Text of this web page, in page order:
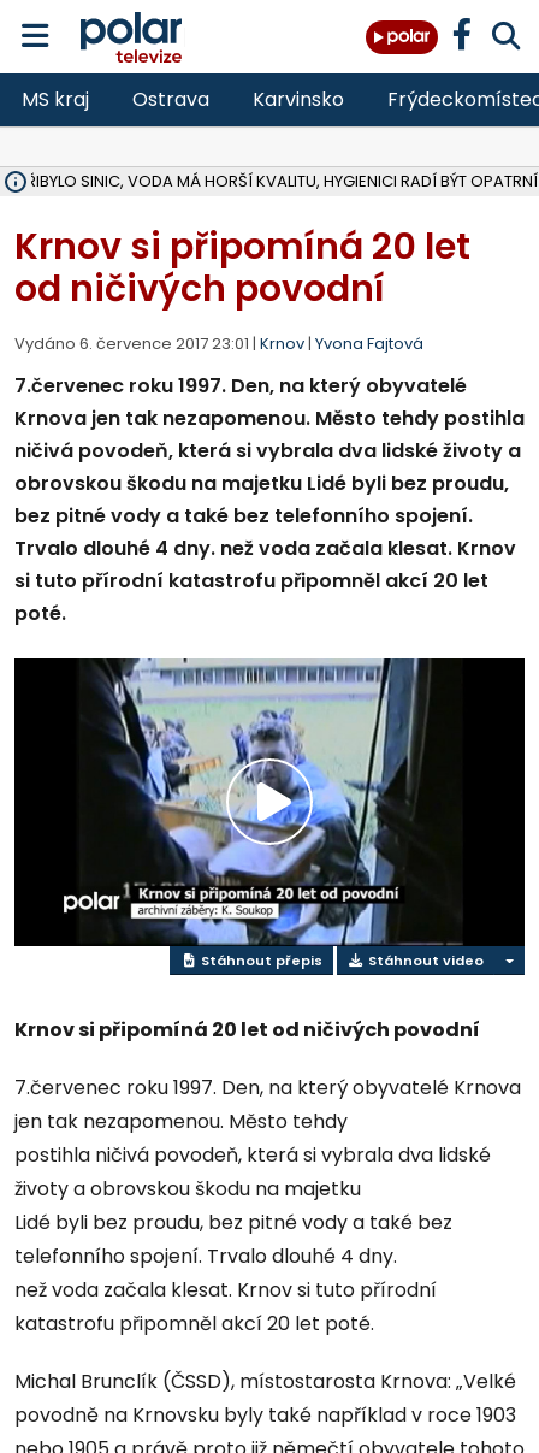
MS kraj Ostrava Karvinsko
PŘIBYLO SINIC, VODA MÁ HORŠÍ KVALITU, HYGIENICI RADÍ BÝT OPATRNÍ
Krnov si připomíná 20 let
od ničivých povodní
Vydáno 6. července 2017 23:01 | Krnov | Yvona Fajtová
7.červenec roku 1997. Den, na který obyvatelé
Krnova jen tak nezapomenou. Město tehdy postihla
ničivá povodeň, která si vybrala dva lidské životy a
obrovskou škodu na majetku Lidé byli bez proudu,
bez pitné vody a také bez telefonního spojení.
Trvalo dlouhé 4 dny. než voda začala klesat. Krnov
si tuto přírodní katastrofu připomněl akcí 20 let
poté.
Přehrát
video
Stáhnout přepis Stáhnout video
Krnov si připomíná 20 let od ničivých povodní
7.červenec roku 1997. Den, na který obyvatelé Krnova
jen tak nezapomenou. Město tehdy
postihla ničivá povodeň, která si vybrala dva lidské
životy a obrovskou škodu na majetku
Lidé byli bez proudu, bez pitné vody a také bez
telefonního spojení. Trvalo dlouhé 4 dny.
než voda začala klesat. Krnov si tuto přírodní
katastrofu připomněl akcí 20 let poté.
Michal Brunclík (ČSSD), místostarosta Krnova: „Velké
povodně na Krnovsku byly také například v roce 1903